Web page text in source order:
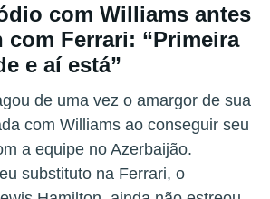
com Williams antes
com Ferrari: “Primeira
e aí está”
de uma vez o amargor de sua
com Williams ao conseguir seu
a equipe no Azerbaijão.
substituto na Ferrari, o